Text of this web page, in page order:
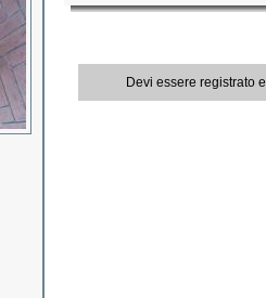
Devi essere registrato